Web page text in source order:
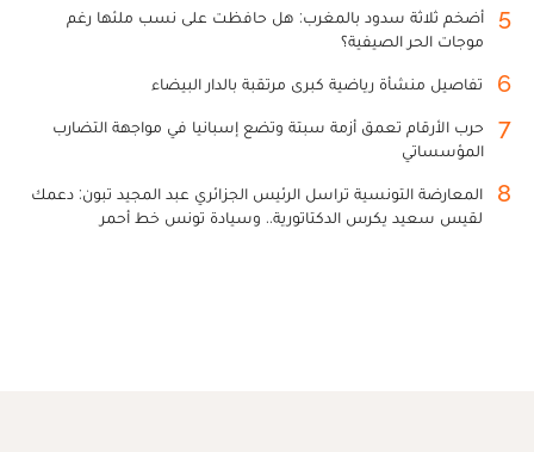
5
أضخم ثلاثة سدود بالمغرب: هل حافظت على نسب ملئها رغم
موجات الحر الصيفية؟
6 تفاصيل منشأة رياضية كبرى مرتقبة بالدار البيضاء
7
حرب الأرقام تعمق أزمة سبتة وتضع إسبانيا في مواجهة التضارب
المؤسساتي
8
المعارضة التونسية تراسل الرئيس الجزائري عبد المجيد تبون: دعمك
لقيس سعيد يكرس الدكتاتورية.. وسيادة تونس خط أحمر